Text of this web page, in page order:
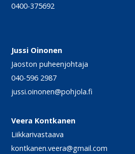
0400-375692
Jussi Oinonen
Jaoston puheenjohtaja
040-596 2987
jussi.oinonen@pohjola.fi
Veera Kontkanen
Liikkarivastaava
kontkanen.veera@gmail.com